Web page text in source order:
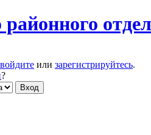
районного
войдите или зарегистрируйтесь.
?